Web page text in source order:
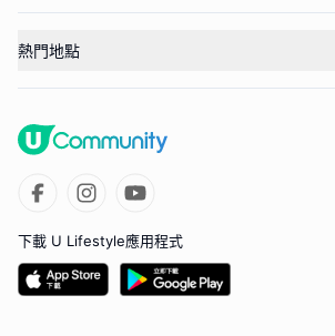
熱門地點
下載 U Lifestyle應用程式